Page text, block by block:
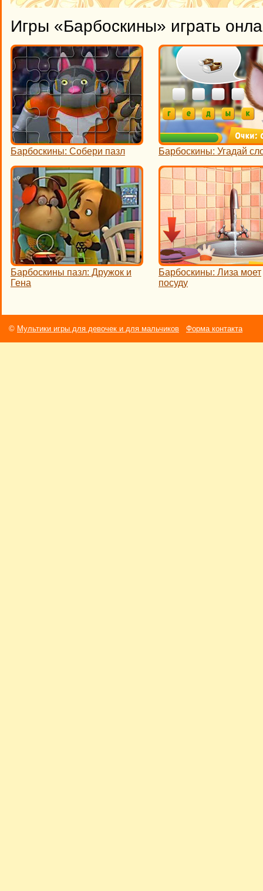
Игры «Барбоскины» играть
Барбоскины: Собери пазл Барбоскины: Угадай
Барбоскины пазл: Дружок и
Гена
Барбоскины: Лиза моет
посуду
© Мультики игры для девочек и для мальчиков Форма контакта